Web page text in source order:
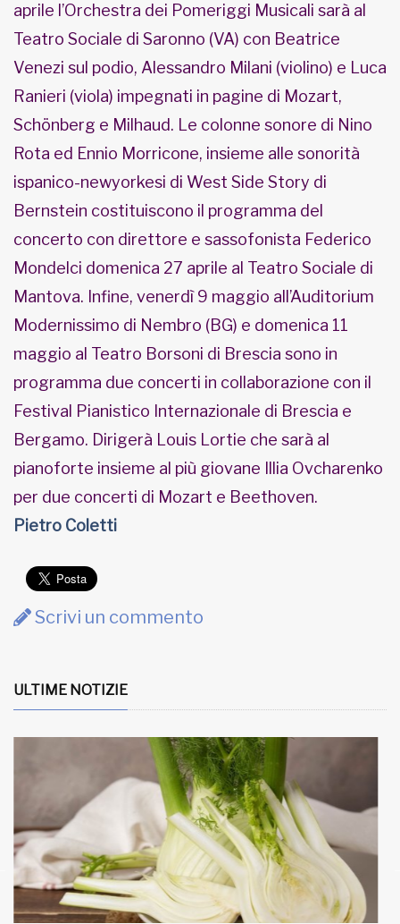
aprile l’Orchestra dei Pomeriggi Musicali sarà al
Teatro Sociale di Saronno (VA) con Beatrice
Venezi sul podio, Alessandro Milani (violino) e Luca
Ranieri (viola) impegnati in pagine di Mozart,
Schönberg e Milhaud. Le colonne sonore di Nino
Rota ed Ennio Morricone, insieme alle sonorità
ispanico-newyorkesi di West Side Story di
Bernstein costituiscono il programma del
concerto con direttore e sassofonista Federico
Mondelci domenica 27 aprile al Teatro Sociale di
Mantova. Infine, venerdì 9 maggio all’Auditorium
Modernissimo di Nembro (BG) e domenica 11
maggio al Teatro Borsoni di Brescia sono in
programma due concerti in collaborazione con il
Festival Pianistico Internazionale di Brescia e
Bergamo. Dirigerà Louis Lortie che sarà al
pianoforte insieme al più giovane Illia Ovcharenko
per due concerti di Mozart e Beethoven.
Pietro Coletti
Scrivi un commento
ULTIME NOTIZIE